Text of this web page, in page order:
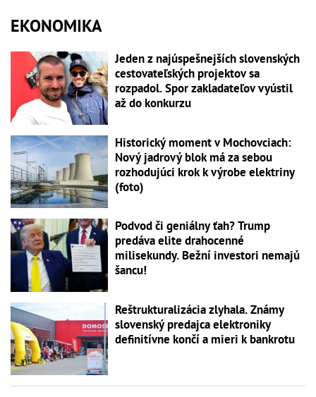
EKONOMIKA
Jeden z najúspešnejších slovenských
cestovateľských projektov sa
rozpadol. Spor zakladateľov vyústil
až do konkurzu
Historický moment v Mochovciach:
Nový jadrový blok má za sebou
rozhodujúci krok k výrobe elektriny
(foto)
Podvod či geniálny ťah? Trump
predáva elite drahocenné
milisekundy. Bežní investori nemajú
šancu!
Reštrukturalizácia zlyhala. Známy
slovenský predajca elektroniky
definitívne končí a mieri k bankrotu